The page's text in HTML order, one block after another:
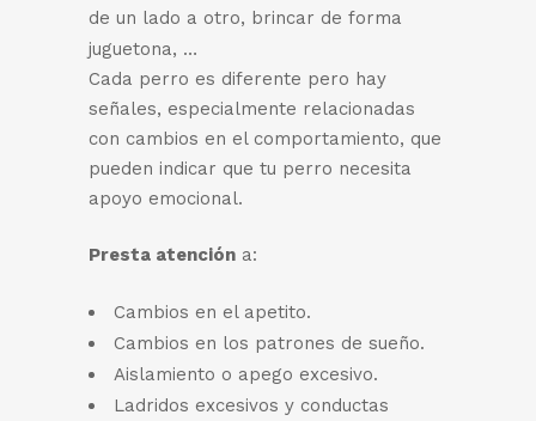
de un lado a otro, brincar de forma
juguetona, …
Cada perro es diferente pero hay
señales, especialmente relacionadas
con cambios en el comportamiento, que
pueden indicar que tu perro necesita
apoyo emocional.
Presta atención a:
Cambios en el apetito.
Cambios en los patrones de sueño.
Aislamiento o apego excesivo.
Ladridos excesivos y conductas